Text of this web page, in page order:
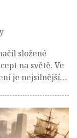
složené
na světě. Ve
je nejsilnější